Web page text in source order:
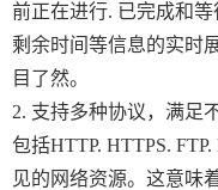
前正在进行. 已完成和
剩余时间等信息的实时
目了然。
2. 支持多种协议，满足
包括HTTP. HTTPS.
见的网络资源。这意味